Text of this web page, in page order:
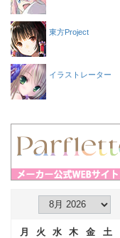
東方Project
イラストレーター
月 火 水 木 金 土